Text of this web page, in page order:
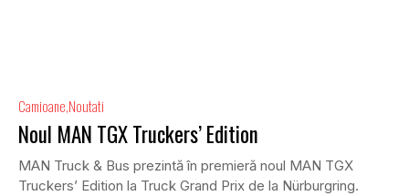
Camioane Noutati
Noul MAN TGX Truckers’ Edition
MAN Truck & Bus prezintă în premieră noul MAN TGX
Truckers’ Edition la Truck Grand Prix de la Nürburgring.